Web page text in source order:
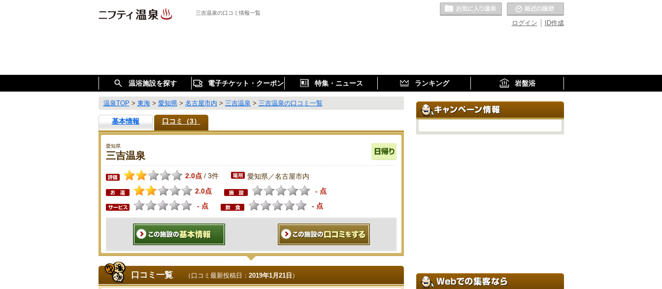
三吉温泉の口コミ情報一覧
ID作成
ログイン
お気に入りの温泉
温浴施設を探す 電子チケット・クーポン 特集・ニュース ランキング 岩盤浴
温泉TOP > 東海> 愛知県> 名古屋市内 > 三吉温泉 > 三吉温泉の口コミ一覧
基本情報 口コミ（3）
愛知県
三吉温泉
2.0点 / 3件 愛知県／名古屋市内
2.0点
- 点
- 点
- 点
口コミ一覧 （口コミ最新投稿日： 2019年1月21日 ）